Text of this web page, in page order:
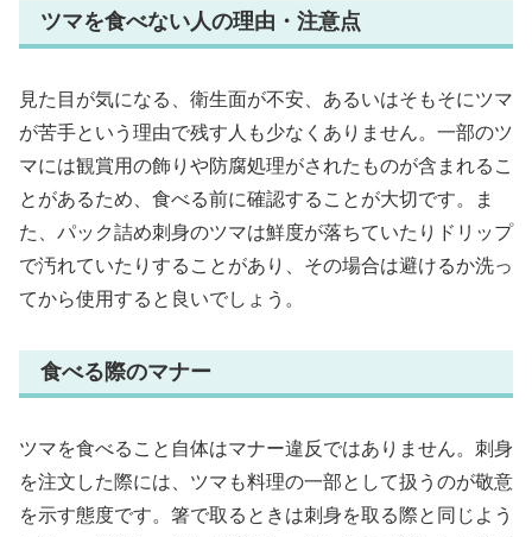
ツマを食べない人の理由・注意点
見た目が気になる、衛生面が不安、あるいはそもそにツマ
が苦手という理由で残す人も少なくありません。一部のツ
マには観賞用の飾りや防腐処理がされたものが含まれるこ
とがあるため、食べる前に確認することが大切です。ま
た、パック詰め刺身のツマは鮮度が落ちていたりドリップ
で汚れていたりすることがあり、その場合は避けるか洗っ
てから使用すると良いでしょう。
食べる際のマナー
ツマを食べること自体はマナー違反ではありません。刺身
を注文した際には、ツマも料理の一部として扱うのが敬意
を示す態度です。箸で取るときは刺身を取る際と同じよう